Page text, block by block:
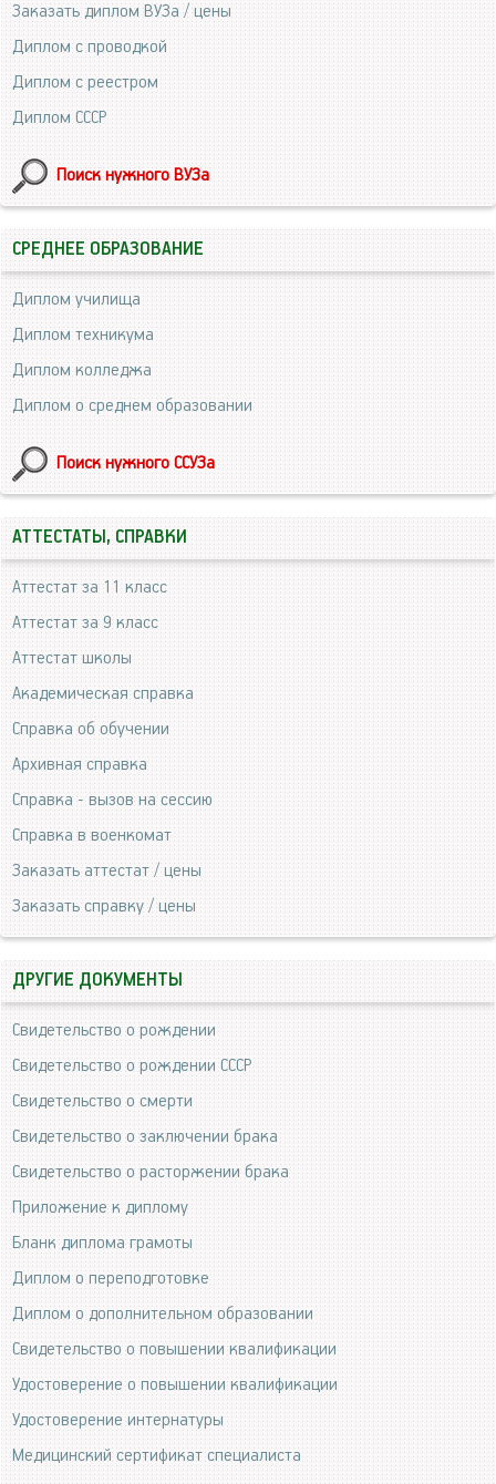
Заказать диплом ВУЗа / цены
Диплом с проводкой
Диплом с реестром
Диплом СССР
Поиск нужного ВУЗа
СРЕДНЕЕ ОБРАЗОВАНИЕ
Диплом училища
Диплом техникума
Диплом колледжа
Диплом о среднем образовании
Поиск нужного ССУЗа
АТТЕСТАТЫ, СПРАВКИ
Аттестат за 11 класс
Аттестат за 9 класс
Аттестат школы
Академическая справка
Справка об обучении
Архивная справка
Справка - вызов на сессию
Справка в военкомат
Заказать аттестат / цены
Заказать справку / цены
ДРУГИЕ ДОКУМЕНТЫ
Свидетельство о рождении
Свидетельство о рождении СССР
Свидетельство о смерти
Свидетельство о заключении брака
Свидетельство о расторжении брака
Приложение к диплому
Бланк диплома грамоты
Диплом о переподготовке
Диплом о дополнительном образовании
Свидетельство о повышении квалификации
Удостоверение о повышении квалификации
Удостоверение интернатуры
Медицинский сертификат специалиста